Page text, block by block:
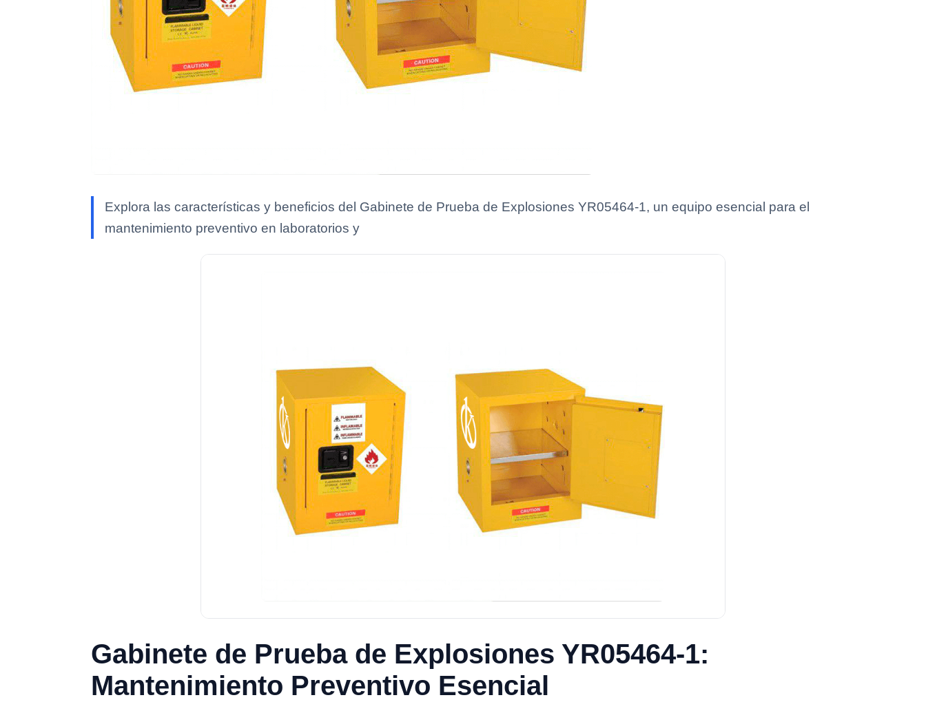
Explora las características y beneficios del Gabinete de Prueba de Explosiones YR05464-1, un equipo esencial para el
mantenimiento preventivo en laboratorios y
Gabinete de Prueba de Explosiones YR05464-1:
Mantenimiento Preventivo Esencial